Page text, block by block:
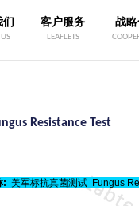
们 客户服务
LEAFLETS
战
Resistance Test
: 美军标抗真菌测试 Fungus